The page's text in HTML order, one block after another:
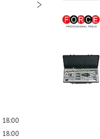
18:00
18:00